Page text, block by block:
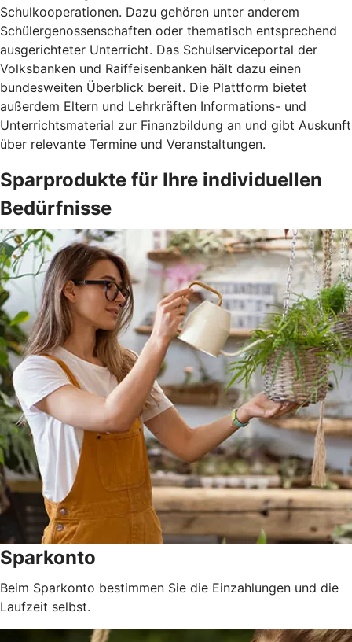
Schulkooperationen. Dazu gehören unter anderem
Schülergenossenschaften oder thematisch entsprechend
ausgerichteter Unterricht. Das Schulserviceportal der
Volksbanken und Raiffeisenbanken hält dazu einen
bundesweiten Überblick bereit. Die Plattform bietet
außerdem Eltern und Lehrkräften Informations- und
Unterrichtsmaterial zur Finanzbildung an und gibt Auskunft
über relevante Termine und Veranstaltungen.
Sparprodukte für Ihre individuellen
Bedürfnisse
Sparkonto
Beim Sparkonto bestimmen Sie die Einzahlungen und die
Laufzeit selbst.